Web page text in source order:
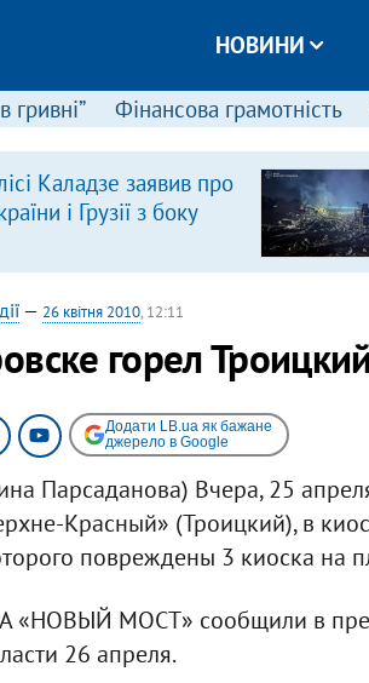
НОВИНИ
гривні” Фінансова грамотність
Каладзе заявив про
і Грузії з боку
— 26 квітня 2010, 12:11
горел
Додати LB.ua як бажане
джерело в Google
Парсаданова) Вчера, 25
Красный» (Троицкий), в
повреждены 3 киоска на
«НОВЫЙ МОСТ» сообщили в
26 апреля.